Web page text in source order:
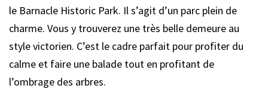
le Barnacle Historic Park. Il s’agit d’un parc plein de
charme. Vous y trouverez une très belle demeure au
style victorien. C’est le cadre parfait pour profiter du
calme et faire une balade tout en profitant de
l’ombrage des arbres.